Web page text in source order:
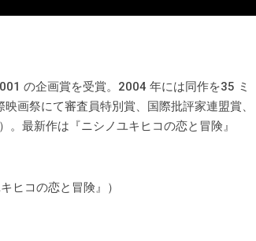
の企画賞を受賞。2004 年には同作を35 ミ
画祭にて審査員特別賞、国際批評家連盟賞、
最新作は『ニシノユキヒコの恋と冒険』
ヒコの恋と冒険』）